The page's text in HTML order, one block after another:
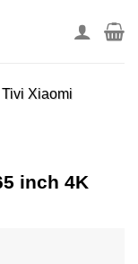
Tivi Xiaomi
inch 4K